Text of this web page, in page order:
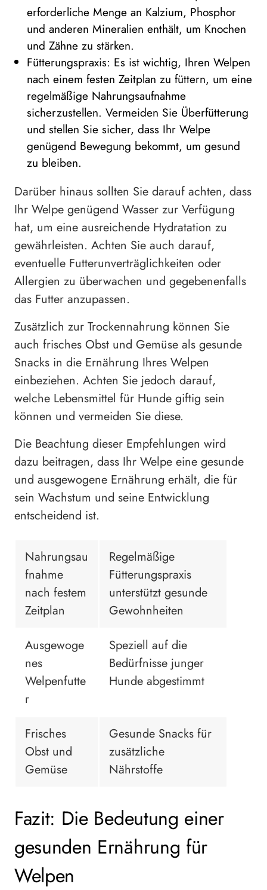
erforderliche Menge an Kalzium, Phosphor
und anderen Mineralien enthält, um Knochen
und Zähne zu stärken.
Fütterungspraxis: Es ist wichtig, Ihren Welpen
nach einem festen Zeitplan zu füttern, um eine
regelmäßige Nahrungsaufnahme
sicherzustellen. Vermeiden Sie Überfütterung
und stellen Sie sicher, dass Ihr Welpe
genügend Bewegung bekommt, um gesund
zu bleiben.
Darüber hinaus sollten Sie darauf achten, dass
Ihr Welpe genügend Wasser zur Verfügung
hat, um eine ausreichende Hydratation zu
gewährleisten. Achten Sie auch darauf,
eventuelle Futterunverträglichkeiten oder
Allergien zu überwachen und gegebenenfalls
das Futter anzupassen.
Zusätzlich zur Trockennahrung können Sie
auch frisches Obst und Gemüse als gesunde
Snacks in die Ernährung Ihres Welpen
einbeziehen. Achten Sie jedoch darauf,
welche Lebensmittel für Hunde giftig sein
können und vermeiden Sie diese.
Die Beachtung dieser Empfehlungen wird
dazu beitragen, dass Ihr Welpe eine gesunde
und ausgewogene Ernährung erhält, die für
sein Wachstum und seine Entwicklung
entscheidend ist.
Nahrungsau
fnahme
nach festem
Zeitplan
Regelmäßige
Fütterungspraxis
unterstützt gesunde
Gewohnheiten
Ausgewoge
nes
Welpenfutte
r
Speziell auf die
Bedürfnisse junger
Hunde abgestimmt
Frisches
Obst und
Gemüse
Gesunde Snacks für
zusätzliche
Nährstoffe
Fazit: Die Bedeutung einer
gesunden Ernährung für
Welpen